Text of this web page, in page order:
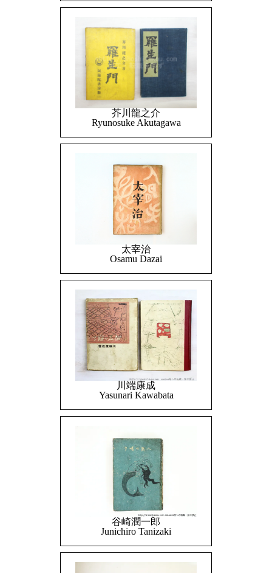
芥川龍之介
Ryunosuke Akutagawa
太宰治
Osamu Dazai
川端康成
Yasunari Kawabata
谷崎潤一郎
Junichiro Tanizaki